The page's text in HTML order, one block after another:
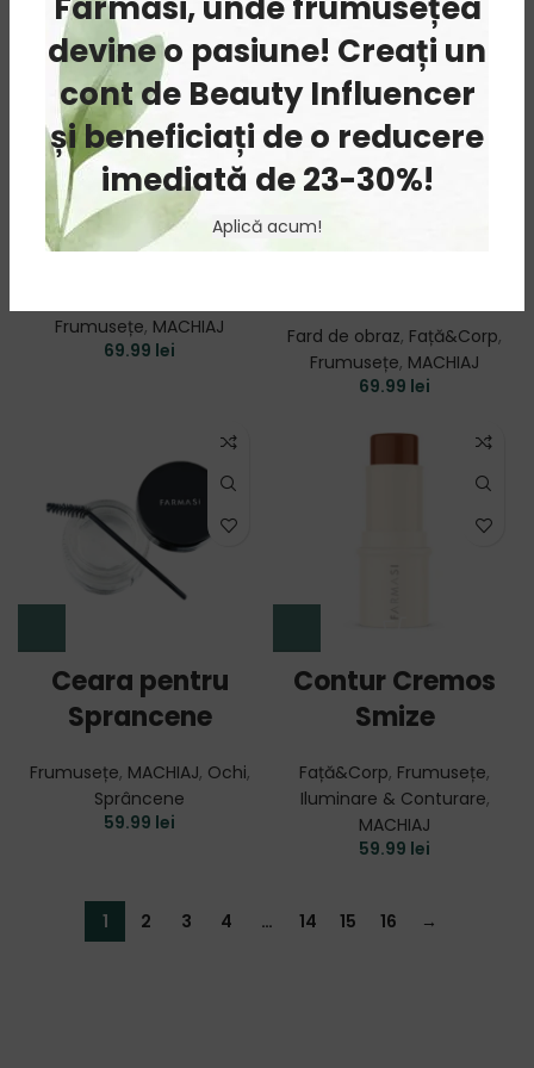
devine o pasiune! Creați un
cont de Beauty Influencer
și beneficiați de o reducere
imediată de 23-30%!
Aplică acum!
Blush Pudra Bellini
Frumusețe, MACHIAJ
69.99 lei
Blush Pudra
Fard de obraz, Față&Corp,
Frumusețe, MACHIAJ
69.99 lei
Ceara pentru
Sprancene
Frumusețe, MACHIAJ, Ochi,
Sprâncene
59.99 lei
Contur Cremos
Smize
Față&Corp, Frumusețe,
Iluminare & Conturare,
MACHIAJ
59.99 lei
1 2 3 4 … 14 15 16 →